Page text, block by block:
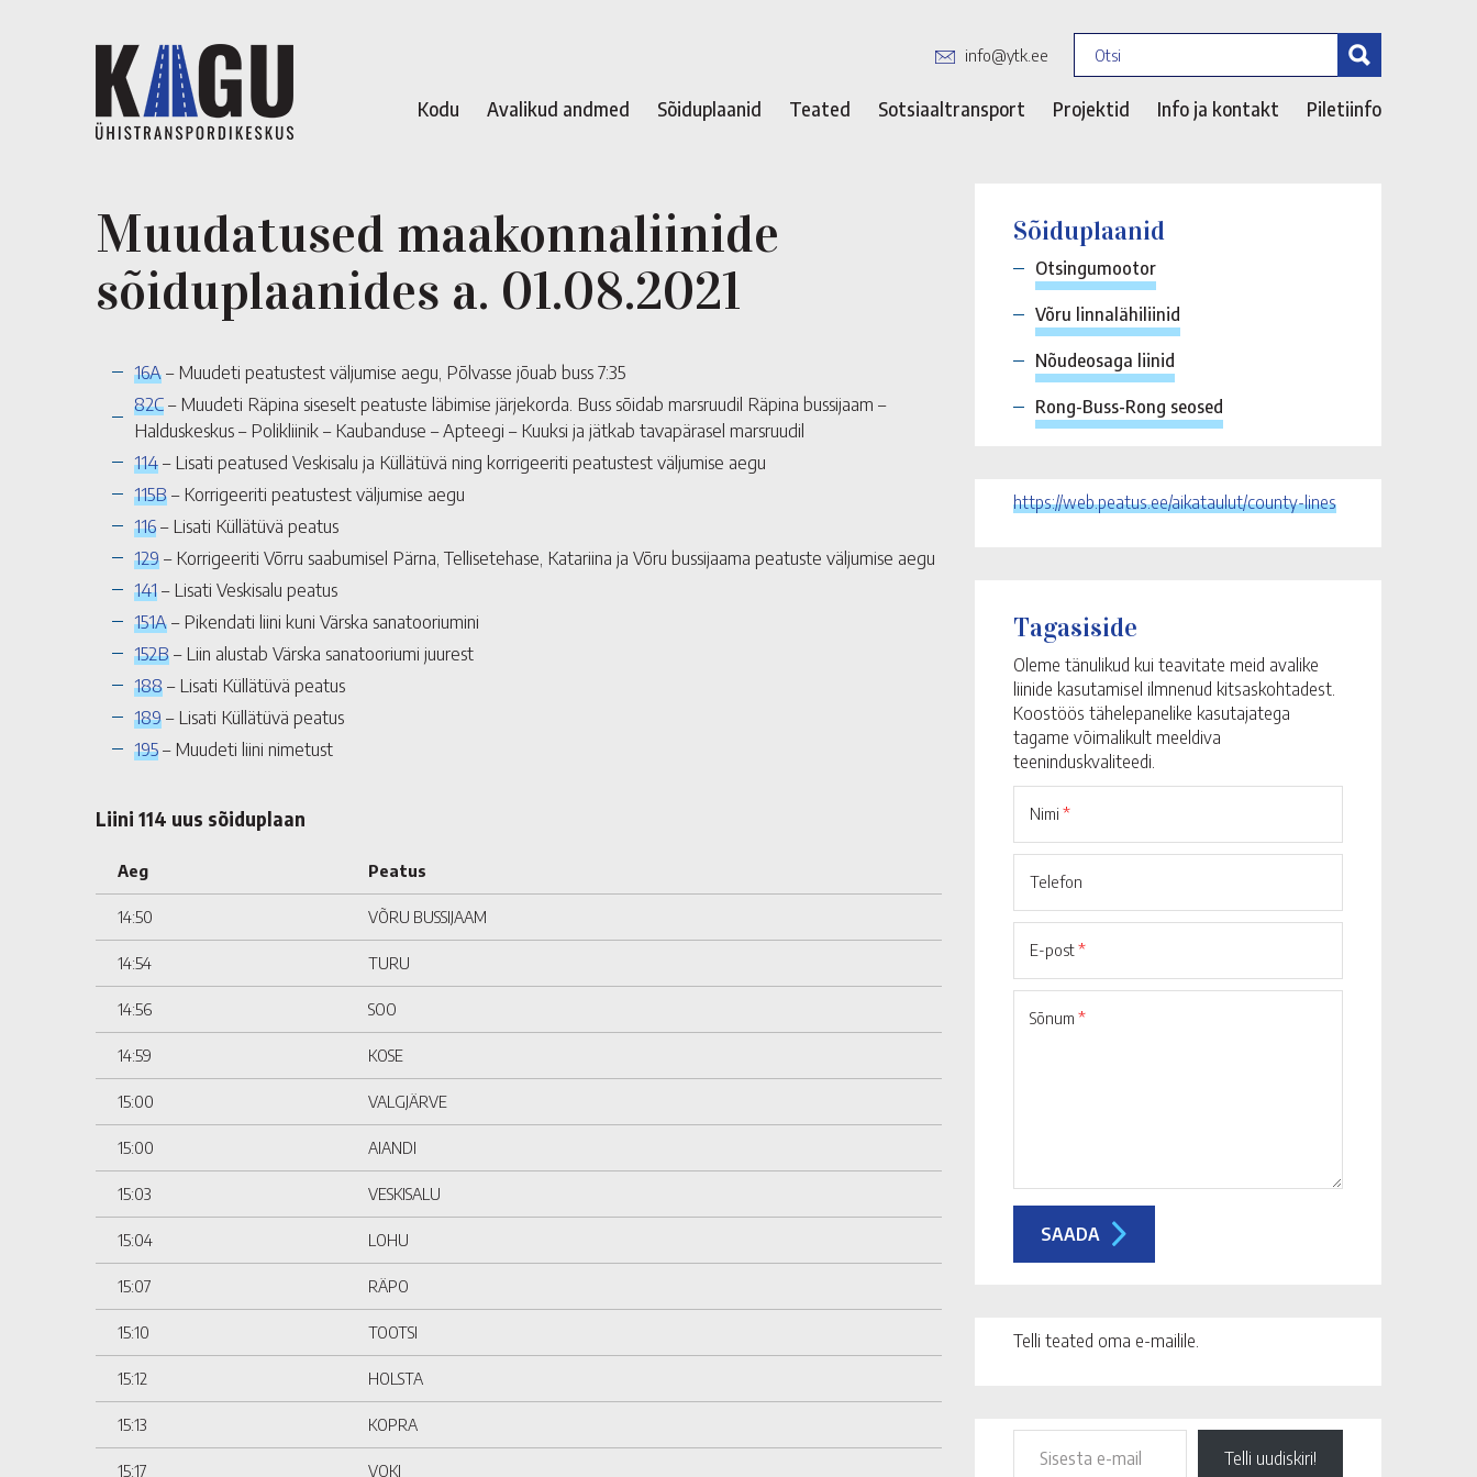
info@ytk.ee
Kodu Avalikud andmed Sõiduplaanid Teated Sotsiaaltransport Projektid Info ja kontakt Piletiinfo
Muudatused maakonnaliinide
sõiduplaanides a. 01.08.2021
16A– Muudeti peatustest väljumise aegu, Põlvasse jõuab buss 7:35
82C– Muudeti Räpina siseselt peatuste läbimise järjekorda. Buss sõidab marsruudil Räpina bussijaam –
Halduskeskus – Polikliinik – Kaubanduse – Apteegi – Kuuksi ja jätkab tavapärasel marsruudil
114– Lisati peatused Veskisalu ja Küllätüvä ning korrigeeriti peatustest väljumise aegu
115B– Korrigeeriti peatustest väljumise aegu
116– Lisati Küllätüvä peatus
129– Korrigeeriti Võrru saabumisel Pärna, Tellisetehase, Katariina ja Võru bussijaama peatuste väljumise aegu
141– Lisati Veskisalu peatus
151A– Pikendati liini kuni Värska sanatooriumini
152B– Liin alustab Värska sanatooriumi juurest
188– Lisati Küllätüvä peatus
189– Lisati Küllätüvä peatus
195– Muudeti liini nimetust
Liini 114 uus sõiduplaan
Aeg Peatus
14:50 VÕRU BUSSIJAAM
14:54 TURU
14:56 SOO
14:59 KOSE
15:00 VALGJÄRVE
15:00 AIANDI
15:03 VESKISALU
15:04 LOHU
15:07 RÄPO
15:10 TOOTSI
15:12 HOLSTA
15:13 KOPRA
15:17 VOKI
Sõiduplaanid
Otsingumootor
Võru linnalähiliinid
Nõudeosaga liinid
Rong-Buss-Rong seosed
https://web.peatus.ee/aikataulut/county-lines
Tagasiside
Oleme tänulikud kui teavitate meid avalike
liinide kasutamisel ilmnenud kitsaskohtadest.
Koostöös tähelepanelike kasutajatega
tagame võimalikult meeldiva
teeninduskvaliteedi.
Nimi *
Telefon
E-post*
Sõnum *
Telli teated oma e-mailile.
Telli uudiskiri!